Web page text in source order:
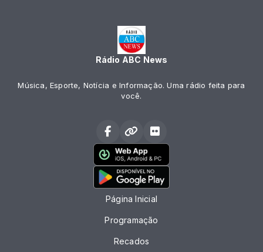
Rádio ABC News
Música, Esporte, Notícia e Informação. Uma rádio feita para
você.
Página Inicial
Programação
Recados